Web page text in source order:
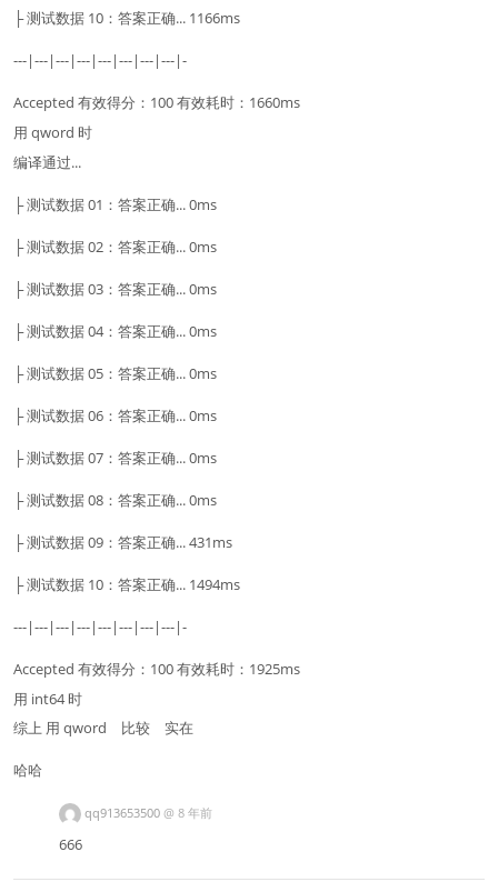
├ 测试数据 10：答案正确... 1166ms
---|---|---|---|---|---|---|---|-
Accepted 有效得分：100 有效耗时：1660ms
用 qword 时
编译通过...
├ 测试数据 01：答案正确... 0ms
├ 测试数据 02：答案正确... 0ms
├ 测试数据 03：答案正确... 0ms
├ 测试数据 04：答案正确... 0ms
├ 测试数据 05：答案正确... 0ms
├ 测试数据 06：答案正确... 0ms
├ 测试数据 07：答案正确... 0ms
├ 测试数据 08：答案正确... 0ms
├ 测试数据 09：答案正确... 431ms
├ 测试数据 10：答案正确... 1494ms
---|---|---|---|---|---|---|---|-
Accepted 有效得分：100 有效耗时：1925ms
用 int64 时
综上 用 qword 比较 实在
哈哈
qq913653500 @ 8 年前
666